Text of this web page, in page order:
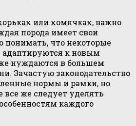
или хомячках, важно
порода имеет свои
понимать, что некоторые
к новым
нуждаются в большем
Зачастую законодательство
нормы и рамки, но
все же следует уделять
каждого